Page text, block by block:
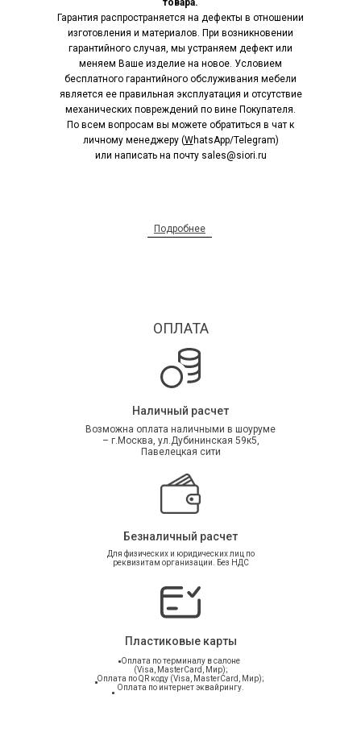
Гарантия распространяется на дефекты в отношении
изготовления и материалов. При возникновении
гарантийного случая, мы устраняем дефект или
меняем Ваше изделие на новое. Условием
бесплатного гарантийного обслуживания мебели
является ее правильная эксплуатация и отсутствие
механических повреждений по вине Покупателя.
По всем вопросам вы можете обратиться в чат к
личному менеджеру (WhatsApp/Telegram)
или написать на почту sales@siori.ru
Подробнее
Оплата по терминалу в салоне
(Visa, MasterCard, Мир);
Оплата по QR коду (Visa, MasterCard, Мир);
Оплата по интернет эквайрингу.
Пластиковые карты
Наличный расчет
Возможна оплата наличными в шоуруме
– г.Москва, ул.Дубининская 59к5,
Павелецкая сити
Для физических и юридических лиц по
реквизитам организации. Без НДС
Безналичный расчет
ОПЛАТА